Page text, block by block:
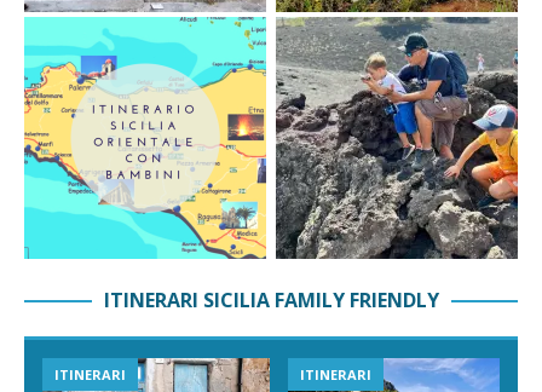
ITINERARI SICILIA FAMILY FRIENDLY
ITINERARI ITINERARI